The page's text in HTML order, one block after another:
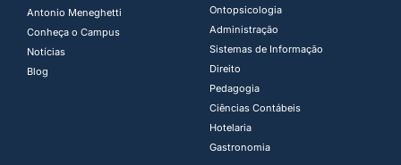
Antonio Meneghetti
Conheça o Campus
Notícias
Blog
Ontopsicologia ​
Administração​
Sistemas de Informação​
Direito​
Pedagogia
Ciências Contábeis
Hotelaria
Gastronomia